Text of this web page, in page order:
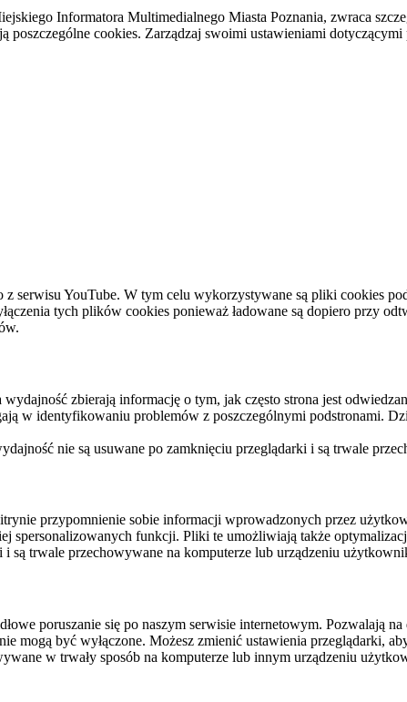
Informatora Multimedialnego Miasta Poznania, zwraca
poszczególne cookies. Zarządzaj swoimi ustawieniami
serwisu YouTube. W tym celu wykorzystywane są pliki cookies
tych plików cookies ponieważ ładowane są dopiero przy
zbierają informację o tym, jak często strona jest
w identyfikowaniu problemów z poszczególnymi podstronami.
nie są usuwane po zamknięciu przeglądarki i są trwale
przypomnienie sobie informacji wprowadzonych przez
spersonalizowanych funkcji. Pliki te umożliwiają także
są trwale przechowywane na komputerze lub urządzeniu
poruszanie się po naszym serwisie internetowym. Pozwalają
mogą być wyłączone. Możesz zmienić ustawienia przeglądarki,
w trwały sposób na komputerze lub innym urządzeniu